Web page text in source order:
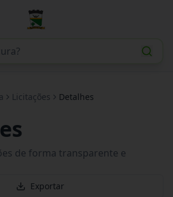
Licitações Detalhes
de forma transparente e
Exportar